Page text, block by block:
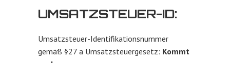
UMSATZSTEUER-ID:
Umsatzsteuer-Identifikationsnummer
gemäß §27 a Umsatzsteuergesetz: Kommt